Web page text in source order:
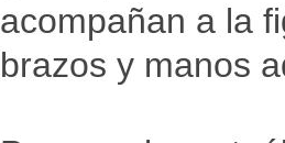
acompañan a la
brazos y manos